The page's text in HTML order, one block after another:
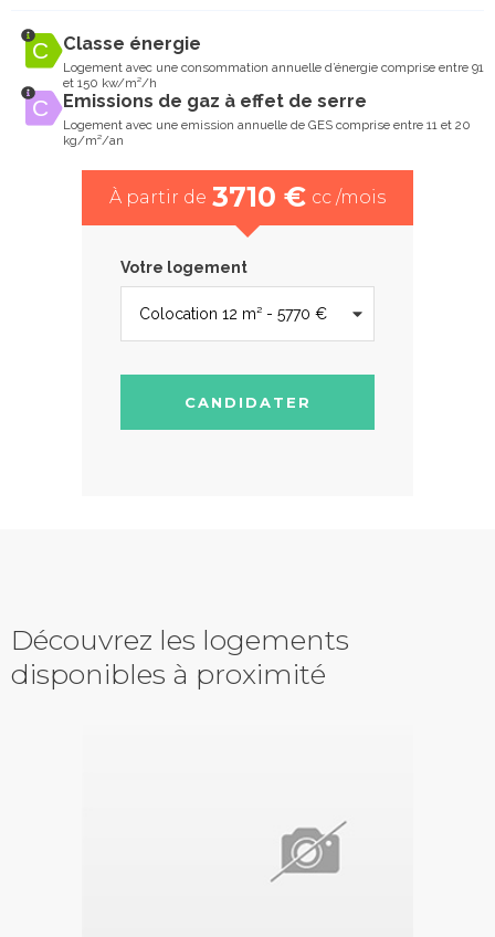
Classe énergie
Logement avec une consommation annuelle d’énergie comprise entre 91
et 150 kw/m²/h
Emissions de gaz à effet de serre
Logement avec une emission annuelle de GES comprise entre 11 et 20
kg/m²/an
À partir de 3710 € cc /mois
Votre logement
CANDIDATER
Découvrez les logements
disponibles à proximité